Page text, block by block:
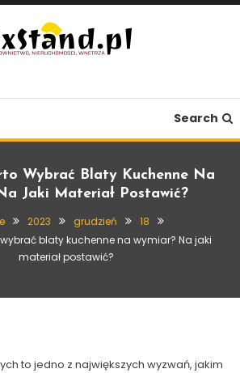
Search
Wybrać Blaty Kuchenne Na
Jaki Materiał Postawić?
2023 grudzień
18
blaty kuchenne na wymiar? Na jaki
materiał postawić?
Exstand
to jedno z największych wyzwań, jakim